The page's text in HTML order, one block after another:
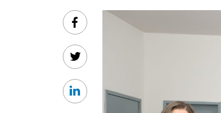
Facebook
Twitter
Linkedin